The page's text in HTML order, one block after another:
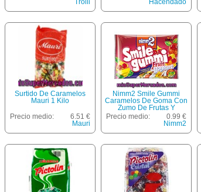
Trolli
Hacendado
Surtido De Caramelos
Mauri 1 Kilo
Precio medio:
6.51 €
Mauri
Nimm2 Smile Gummi
Caramelos De Goma Con
Zumo De Frutas Y
Vitaminas Sabor Fruta Y
Yogur Bolsa 100 G
Precio medio:
0.99 €
Nimm2